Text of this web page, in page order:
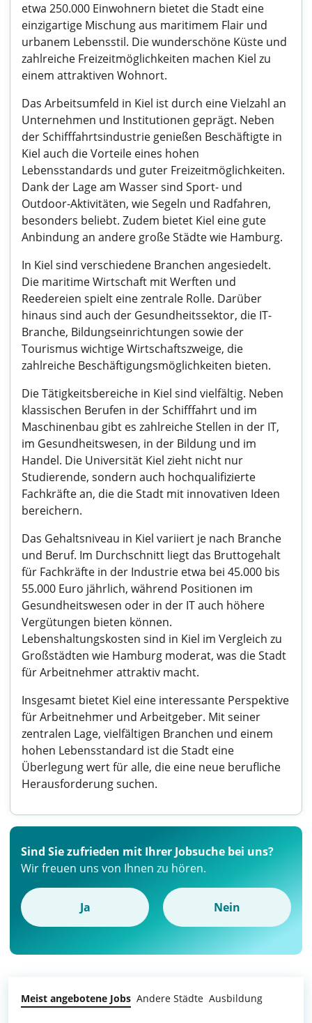
etwa 250.000 Einwohnern bietet die Stadt eine
einzigartige Mischung aus maritimem Flair und
urbanem Lebensstil. Die wunderschöne Küste und
zahlreiche Freizeitmöglichkeiten machen Kiel zu
einem attraktiven Wohnort.
Das Arbeitsumfeld in Kiel ist durch eine Vielzahl an
Unternehmen und Institutionen geprägt. Neben
der Schifffahrtsindustrie genießen Beschäftigte in
Kiel auch die Vorteile eines hohen
Lebensstandards und guter Freizeitmöglichkeiten.
Dank der Lage am Wasser sind Sport- und
Outdoor-Aktivitäten, wie Segeln und Radfahren,
besonders beliebt. Zudem bietet Kiel eine gute
Anbindung an andere große Städte wie Hamburg.
In Kiel sind verschiedene Branchen angesiedelt.
Die maritime Wirtschaft mit Werften und
Reedereien spielt eine zentrale Rolle. Darüber
hinaus sind auch der Gesundheitssektor, die IT-
Branche, Bildungseinrichtungen sowie der
Tourismus wichtige Wirtschaftszweige, die
zahlreiche Beschäftigungsmöglichkeiten bieten.
Die Tätigkeitsbereiche in Kiel sind vielfältig. Neben
klassischen Berufen in der Schifffahrt und im
Maschinenbau gibt es zahlreiche Stellen in der IT,
im Gesundheitswesen, in der Bildung und im
Handel. Die Universität Kiel zieht nicht nur
Studierende, sondern auch hochqualifizierte
Fachkräfte an, die die Stadt mit innovativen Ideen
bereichern.
Das Gehaltsniveau in Kiel variiert je nach Branche
und Beruf. Im Durchschnitt liegt das Bruttogehalt
für Fachkräfte in der Industrie etwa bei 45.000 bis
55.000 Euro jährlich, während Positionen im
Gesundheitswesen oder in der IT auch höhere
Vergütungen bieten können.
Lebenshaltungskosten sind in Kiel im Vergleich zu
Großstädten wie Hamburg moderat, was die Stadt
für Arbeitnehmer attraktiv macht.
Insgesamt bietet Kiel eine interessante Perspektive
für Arbeitnehmer und Arbeitgeber. Mit seiner
zentralen Lage, vielfältigen Branchen und einem
hohen Lebensstandard ist die Stadt eine
Überlegung wert für alle, die eine neue berufliche
Herausforderung suchen.
Sind Sie zufrieden mit Ihrer Jobsuche bei uns?
Wir freuen uns von Ihnen zu hören.
Ja Nein
Meist angebotene Jobs Andere Städte Ausbildung